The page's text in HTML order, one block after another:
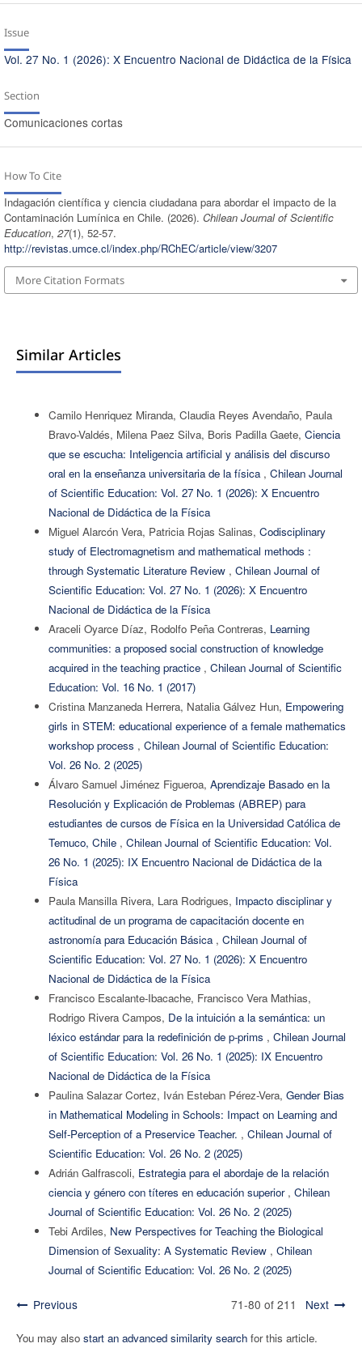
Issue
Vol. 27 No. 1 (2026): X Encuentro Nacional de Didáctica de la Física
Section
Comunicaciones cortas
How To Cite
Indagación científica y ciencia ciudadana para abordar el impacto de la
Contaminación Lumínica en Chile. (2026). Chilean Journal of Scientific
Education, 27(1), 52-57.
http://revistas.umce.cl/index.php/RChEC/article/view/3207
More Citation Formats
Similar Articles
Camilo Henriquez Miranda, Claudia Reyes Avendaño, Paula
Bravo-Valdés, Milena Paez Silva, Boris Padilla Gaete, Ciencia
que se escucha: Inteligencia artificial y análisis del discurso
oral en la enseñanza universitaria de la física , Chilean Journal
of Scientific Education: Vol. 27 No. 1 (2026): X Encuentro
Nacional de Didáctica de la Física
Miguel Alarcón Vera, Patricia Rojas Salinas, Codisciplinary
study of Electromagnetism and mathematical methods :
through Systematic Literature Review , Chilean Journal of
Scientific Education: Vol. 27 No. 1 (2026): X Encuentro
Nacional de Didáctica de la Física
Araceli Oyarce Díaz, Rodolfo Peña Contreras, Learning
communities: a proposed social construction of knowledge
acquired in the teaching practice , Chilean Journal of Scientific
Education: Vol. 16 No. 1 (2017)
Cristina Manzaneda Herrera, Natalia Gálvez Hun, Empowering
girls in STEM: educational experience of a female mathematics
workshop process , Chilean Journal of Scientific Education:
Vol. 26 No. 2 (2025)
Álvaro Samuel Jiménez Figueroa, Aprendizaje Basado en la
Resolución y Explicación de Problemas (ABREP) para
estudiantes de cursos de Física en la Universidad Católica de
Temuco, Chile , Chilean Journal of Scientific Education: Vol.
26 No. 1 (2025): IX Encuentro Nacional de Didáctica de la
Física
Paula Mansilla Rivera, Lara Rodrigues, Impacto disciplinar y
actitudinal de un programa de capacitación docente en
astronomía para Educación Básica , Chilean Journal of
Scientific Education: Vol. 27 No. 1 (2026): X Encuentro
Nacional de Didáctica de la Física
Francisco Escalante-Ibacache, Francisco Vera Mathias,
Rodrigo Rivera Campos, De la intuición a la semántica: un
léxico estándar para la redefinición de p-prims , Chilean Journal
of Scientific Education: Vol. 26 No. 1 (2025): IX Encuentro
Nacional de Didáctica de la Física
Paulina Salazar Cortez, Iván Esteban Pérez-Vera, Gender Bias
in Mathematical Modeling in Schools: Impact on Learning and
Self-Perception of a Preservice Teacher. , Chilean Journal of
Scientific Education: Vol. 26 No. 2 (2025)
Adrián Galfrascoli, Estrategia para el abordaje de la relación
ciencia y género con títeres en educación superior , Chilean
Journal of Scientific Education: Vol. 26 No. 2 (2025)
Tebi Ardiles, New Perspectives for Teaching the Biological
Dimension of Sexuality: A Systematic Review , Chilean
Journal of Scientific Education: Vol. 26 No. 2 (2025)
Previous 71-80 of 211 Next
You may also start an advanced similarity searchfor this article.